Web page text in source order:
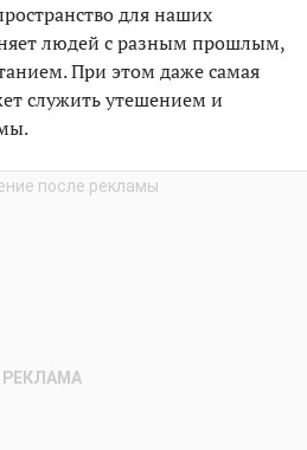
для наших
людей с разным прошлым,
При этом даже самая
служить утешением и